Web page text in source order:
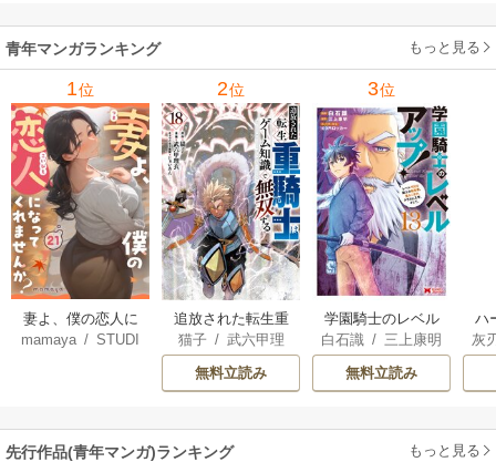
花風花
青年マンガランキング もっと見る
1位
妻よ、僕の恋人に
なってくれません
mamaya /STUDI
2位
追放された転生重
騎士はゲーム知識
で無双する
猫子/ 武六甲理
じゃいあん
無料立読み
3位
学園騎士のレベル
アップ！レベル100
0超えの転生者、落
ちこぼれクラスに
（コミック）
白石識 / 三上康明
無料立読み
ハ
界
灰
先行作品(青年マンガ)ランキング もっと見る